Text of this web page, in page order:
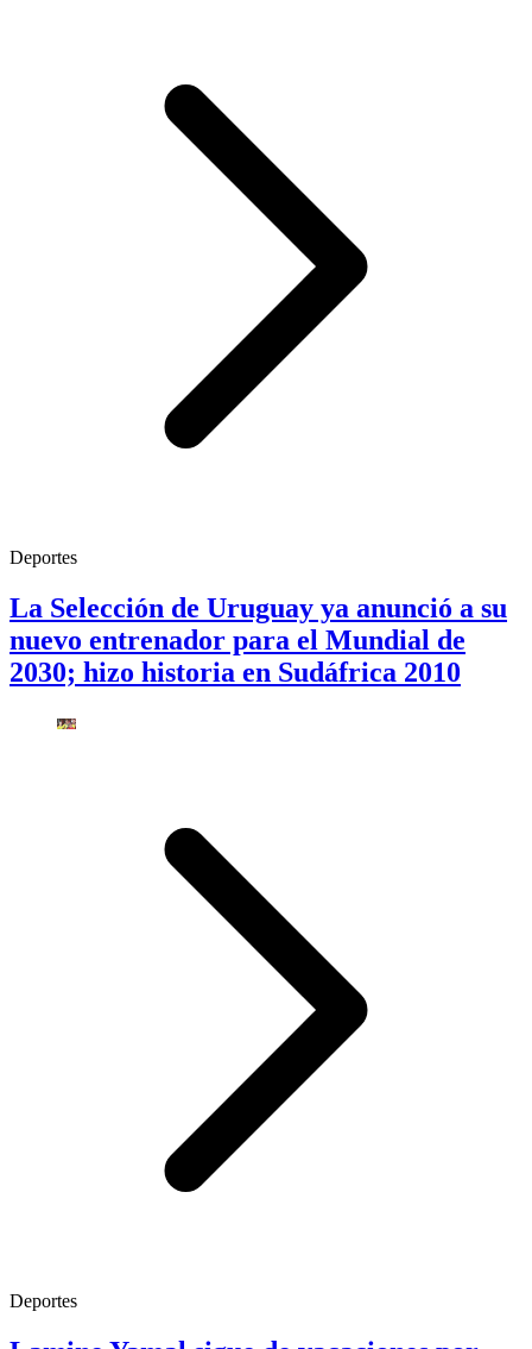
Deportes
La Selección de Uruguay ya anunció a su
nuevo entrenador para el Mundial de
2030; hizo historia en Sudáfrica 2010
Deportes